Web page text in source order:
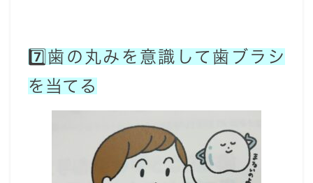
7️⃣歯の丸みを意識して歯ブラシ
を当てる